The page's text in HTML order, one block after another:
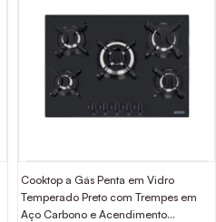
Cooktop a Gás Penta em Vidro
Temperado Preto com Trempes em
Aço Carbono e Acendimento